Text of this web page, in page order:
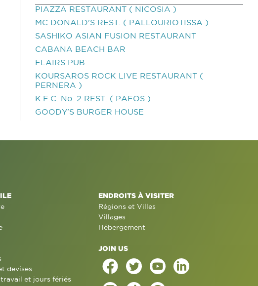
PIAZZA RESTAURANT ( NICOSIA )
MC DONALD'S REST. ( PALLOURIOTISSA )
SASHIKO ASIAN FUSION RESTAURANT
CABANA BEACH BAR
FLAIRS PUB
KOURSAROS ROCK LIVE RESTAURANT (
PERNERA )
K.F.C. No. 2 REST. ( PAFOS )
GOODY'S BURGER HOUSE
devises
et jours fériés
ENDROITS À VISITER
Régions et Villes
Villages
Hébergement
JOIN US